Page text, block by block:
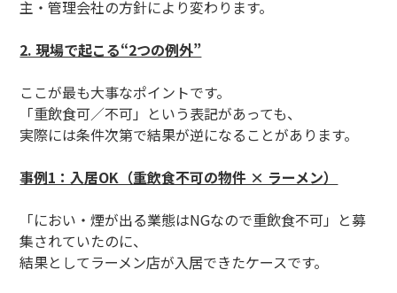
主・管理会社の方針により変わります。
2. 現場で起こる“2つの例外”
ここが最も大事なポイントです。
「重飲食可／不可」という表記があっても、
実際には条件次第で結果が逆になることがあります。
事例1：入居OK（重飲食不可の物件 × ラーメン）
「におい・煙が出る業態はNGなので重飲食不可」と募
集されていたのに、
結果としてラーメン店が入居できたケースです。